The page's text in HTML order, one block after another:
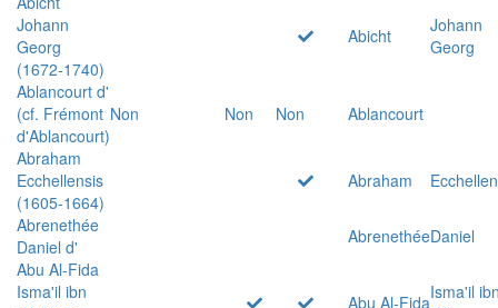
Johann
Georg
(1672-1740)
Abicht
Johann
Georg
Ablancourt d'
(cf. Frémont
d'Ablancourt)
Non Non Non
Ablancourt
Abraham
Ecchellensis
(1605-1664)
Abraham
Abrenethée
Daniel d'
AbrenethéeDaniel
Abu Al-Fida
Isma'il ibn
Abu Al-FidaIsma'il